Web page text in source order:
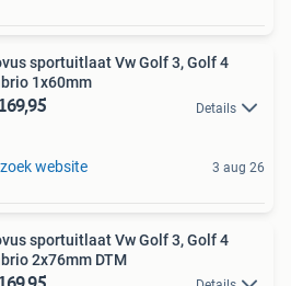
sportuitlaat Vw Golf 3, Golf 4
1x60mm
Details
website 3 aug 26
sportuitlaat Vw Golf 3, Golf 4
2x76mm DTM